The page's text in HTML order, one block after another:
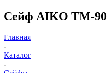
Сейф AIKO TM-90
Главная
-
Каталог
-